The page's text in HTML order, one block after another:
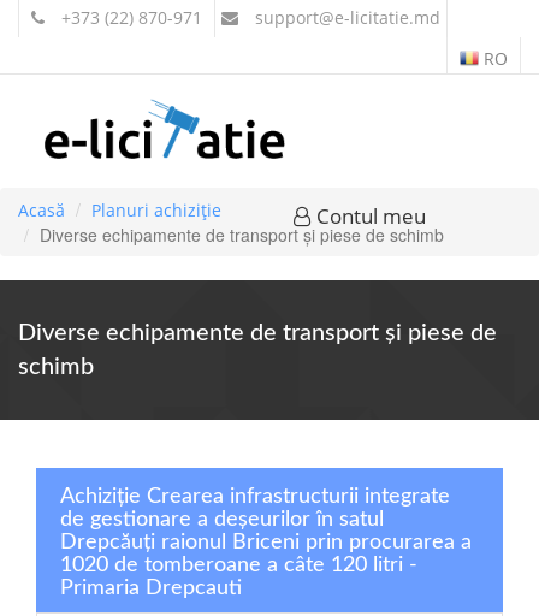
+373 (22) 870-971 support@e-licitatie.md
RO
Contul meu
Acasă Planuri achiziție
Diverse echipamente de transport şi piese de schimb
Diverse echipamente de transport şi piese de
schimb
Achiziție Crearea infrastructurii integrate
de gestionare a deșeurilor în satul
Drepcăuți raionul Briceni prin procurarea a
1020 de tomberoane a câte 120 litri -
Primaria Drepcauti